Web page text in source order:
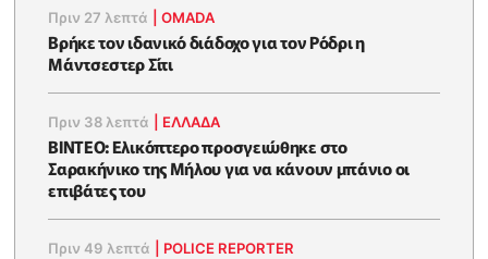
Πριν 27 λεπτά |OMADA
Βρήκε τον ιδανικό διάδοχο για τον Ρόδρι η
Μάντσεστερ Σίτι
Πριν 38 λεπτά ΕΛΛΑΔΑ
BINTEO: Ελικόπτερο προσγειώθηκε στο
Σαρακήνικο της Μήλου για να κάνουν μπάνιο οι
επιβάτες του
Πριν 49 λεπτά POLICE REPORTER